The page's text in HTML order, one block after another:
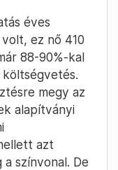
éves
ez nő 410
88-90%-kal
megy az
alapítványi
azt
színvonal. De